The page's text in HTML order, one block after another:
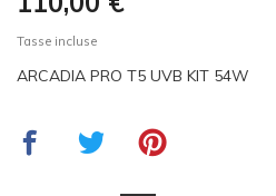
Tasse incluse
ARCADIA PRO T5 UVB KIT 54W